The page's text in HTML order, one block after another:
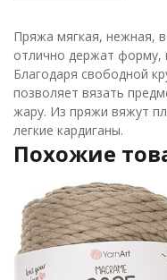
Пряжа мягкая, нежная,
отлично держат форму,
Благодаря свободной
позволяет вязать
жару. Из пряжи вяжут
легкие кардиганы.
Похожие